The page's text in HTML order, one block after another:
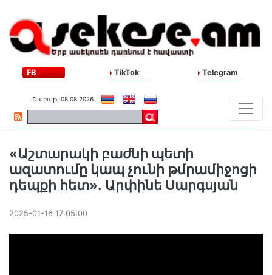
FB TikTok Telegram
Շաբաթ, 08.08.2026
«Աշտարակի բաժնի պետի
ազատումը կապ չունի թմրամիջոցի
դեպքի հետ»․ Արփինե Սարգսյան
2025-01-16 17:05:00